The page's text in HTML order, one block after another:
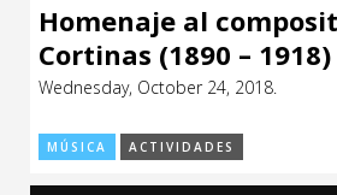
Homenaje al
Cortinas (1890 –
Español de Montevideo
Wednesday, October 24, 2018.
MÚSICA ACTIVIDADES